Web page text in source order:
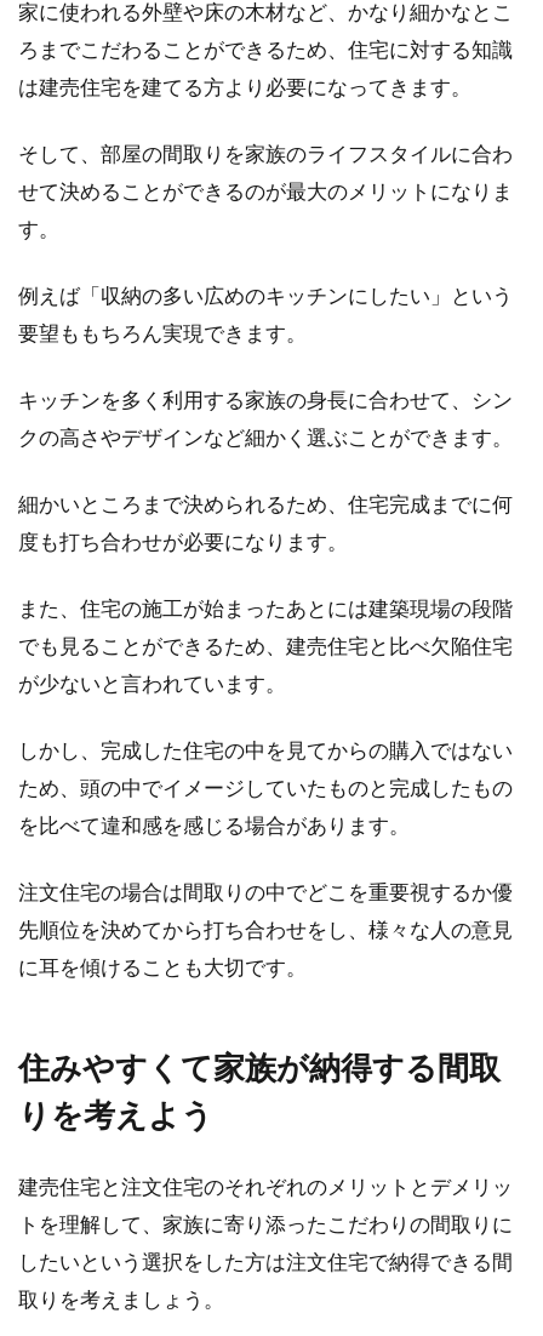
家に使われる外壁や床の木材など、かなり細かなとこ
ろまでこだわることができるため、住宅に対する知識
は建売住宅を建てる方より必要になってきます。
そして、部屋の間取りを家族のライフスタイルに合わ
せて決めることができるのが最大のメリットになりま
す。
例えば「収納の多い広めのキッチンにしたい」という
要望ももちろん実現できます。
キッチンを多く利用する家族の身長に合わせて、シン
クの高さやデザインなど細かく選ぶことができます。
細かいところまで決められるため、住宅完成までに何
度も打ち合わせが必要になります。
また、住宅の施工が始まったあとには建築現場の段階
でも見ることができるため、建売住宅と比べ欠陥住宅
が少ないと言われています。
しかし、完成した住宅の中を見てからの購入ではない
ため、頭の中でイメージしていたものと完成したもの
を比べて違和感を感じる場合があります。
注文住宅の場合は間取りの中でどこを重要視するか優
先順位を決めてから打ち合わせをし、様々な人の意見
に耳を傾けることも大切です。
住みやすくて家族が納得する間取
りを考えよう
建売住宅と注文住宅のそれぞれのメリットとデメリッ
トを理解して、家族に寄り添ったこだわりの間取りに
したいという選択をした方は注文住宅で納得できる間
取りを考えましょう。